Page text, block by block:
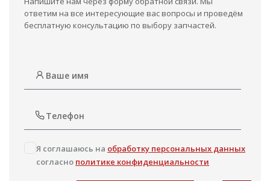
ответим на все интересующие вас вопросы и проведём
бесплатную консультацию по выбору запчастей.
Я соглашаюсь на обработку персональных данных
согласно политике конфиденциальности